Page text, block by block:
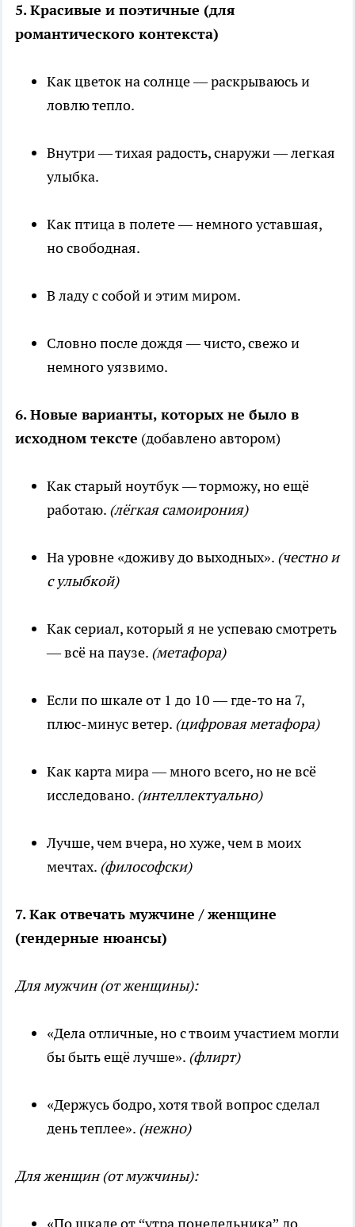
5. Красивые и поэтичные (для
романтического контекста)
Как цветок на солнце — раскрываюсь и
ловлю тепло.
Внутри — тихая радость, снаружи — легкая
улыбка.
Как птица в полете — немного уставшая,
но свободная.
В ладу с собой и этим миром.
Словно после дождя — чисто, свежо и
немного уязвимо.
6. Новые варианты, которых не было в
исходном тексте (добавлено автором)
Как старый ноутбук — торможу, но ещё
работаю. (лёгкая самоирония)
На уровне «доживу до выходных». (честно и
с улыбкой)
Как сериал, который я не успеваю смотреть
— всё на паузе. (метафора)
Если по шкале от 1 до 10 — где-то на 7,
плюс-минус ветер. (цифровая метафора)
Как карта мира — много всего, но не всё
исследовано. (интеллектуально)
Лучше, чем вчера, но хуже, чем в моих
мечтах. (философски)
7. Как отвечать мужчине / женщине
(гендерные нюансы)
Для мужчин (от женщины):
«Дела отличные, но с твоим участием могли
бы быть ещё лучше». (флирт)
«Держусь бодро, хотя твой вопрос сделал
день теплее». (нежно)
Для женщин (от мужчины):